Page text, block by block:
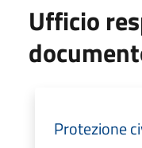
Ufficio
Protezione